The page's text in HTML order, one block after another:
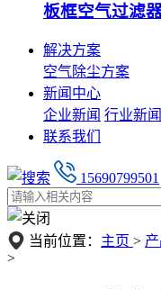
板框空气过滤
解决方案
空气除尘方案
新闻中心
企业新闻 行业新闻
联系我们
15690799501
当前位置： 主页 >
>